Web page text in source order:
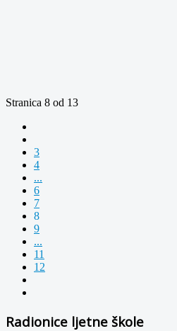
Stranica 8 od 13
3
4
...
6
7
8
9
...
11
12
Radionice ljetne škole